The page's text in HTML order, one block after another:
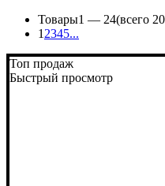
Товары1 — 24(всего
1 2345...
Топ продаж
Быстрый просмотр